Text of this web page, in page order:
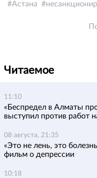
Астана
Читаемое
11:10
«Беспредел в Алматы
выступил против работ
08 августа, 21:35
«Это не лень, это
фильм о депрессии
10:18